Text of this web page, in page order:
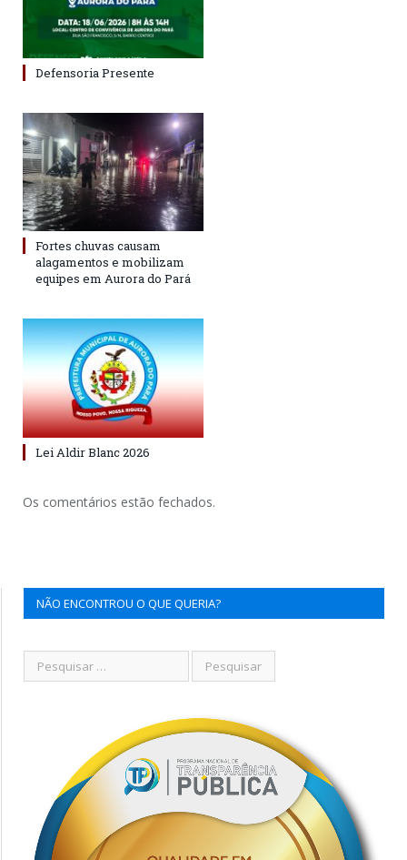
Defensoria Presente
Fortes chuvas causam
alagamentos e mobilizam
equipes em Aurora do Pará
Lei Aldir Blanc 2026
Os comentários estão fechados.
NÃO ENCONTROU O QUE QUERIA?